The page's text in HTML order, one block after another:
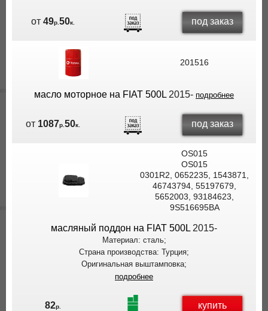
от49р.50к. под заказ
201516
масло моторное на FIAT 500L 2015- подробнее
от 1087р.50к. под заказ
OS015
OS015
0301R2, 0652235, 1543871,
46743794, 55197679,
5652003, 93184623,
9S516695BA
масляный поддон на FIAT 500L 2015-
Материал: сталь;
Страна производства: Турция;
Оригинальная выштамповка;
подробнее
82р. купить